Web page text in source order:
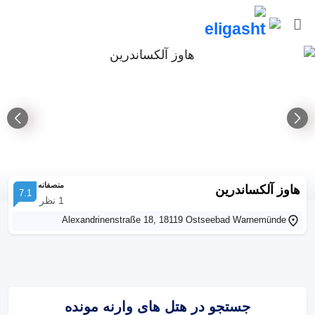
هاوز آلکساندرین منصفانه
1 نظر
7.1
Alexandrinenstraße 18, 18119 Ostseebad Warnemünde
جستجو در هتل های وارنه مونده